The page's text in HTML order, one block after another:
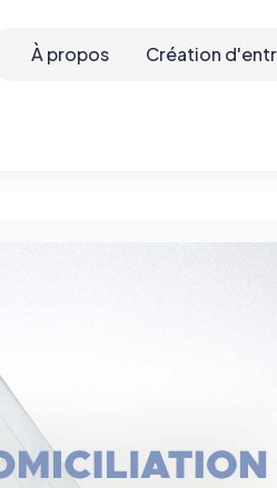
À propos Création